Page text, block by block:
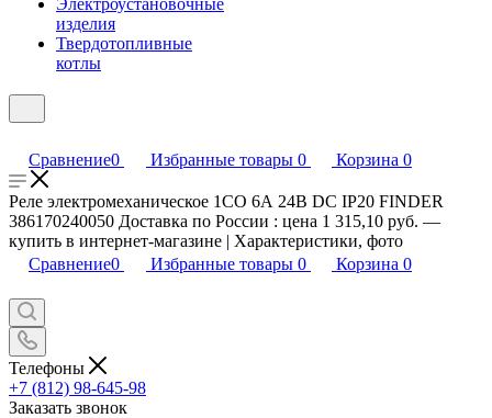
Электроустановочные
изделия
Твердотопливные
котлы
Сравнение0 Избранные товары 0 Корзина 0
Реле электромеханическое 1CO 6А 24В DC IP20 FINDER
386170240050 Доставка по России : цена 1 315,10 руб. —
купить в интернет-магазине | Характеристики, фото
Сравнение0 Избранные товары 0 Корзина 0
Телефоны
+7 (812) 98-645-98
Заказать звонок